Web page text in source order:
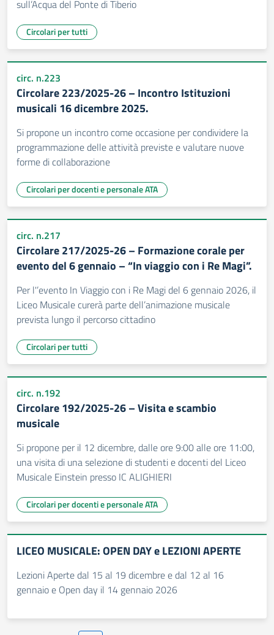
sull’Acqua del Ponte di Tiberio
Circolari per tutti
circ. n.223
Circolare 223/2025-26 – Incontro Istituzioni
musicali 16 dicembre 2025.
Si propone un incontro come occasione per condividere la
programmazione delle attività previste e valutare nuove
forme di collaborazione
Circolari per docenti e personale ATA
circ. n.217
Circolare 217/2025-26 – Formazione corale per
evento del 6 gennaio – “In viaggio con i Re Magi”.
Per l'’evento In Viaggio con i Re Magi del 6 gennaio 2026, il
Liceo Musicale curerà parte dell’animazione musicale
prevista lungo il percorso cittadino
Circolari per tutti
circ. n.192
Circolare 192/2025-26 – Visita e scambio
musicale
Si propone per il 12 dicembre, dalle ore 9:00 alle ore 11:00,
una visita di una selezione di studenti e docenti del Liceo
Musicale Einstein presso IC ALIGHIERI
Circolari per docenti e personale ATA
LICEO MUSICALE: OPEN DAY e LEZIONI APERTE
Lezioni Aperte dal 15 al 19 dicembre e dal 12 al 16
gennaio e Open day il 14 gennaio 2026